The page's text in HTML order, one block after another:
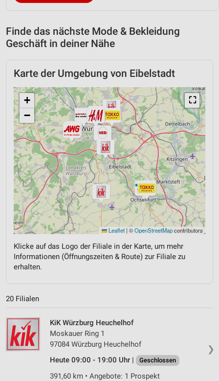
Finde das nächste Mode & Bekleidung
Geschäft in deiner Nähe
Karte der Umgebung von Eibelstadt
⛶
+
−
Leaflet | ©OpenStreetMapcontributors
Klicke auf das Logo der Filiale in der Karte, um mehr
Informationen (Öffnungszeiten & Route) zur Filiale zu
erhalten.
20 Filialen
❯
KiK Würzburg Heuchelhof
Moskauer Ring 1
97084 Würzburg Heuchelhof
Heute 09:00 - 19:00 Uhr |
Geschlossen
391,60 km • Angebote: 1 Prospekt